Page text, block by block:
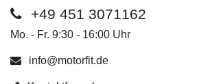
+49 451 3071162
Mo. - Fr. 9:30 - 16:00 Uhr
info@motorfit.de